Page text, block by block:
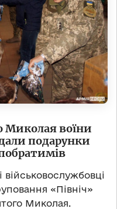
Миколая воїни
подарунки
«Північ»
Миколая.